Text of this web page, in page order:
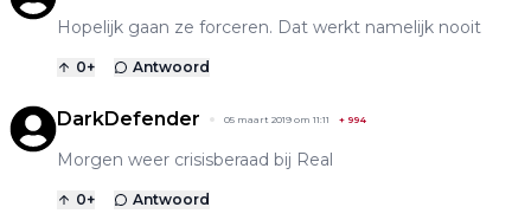
Hopelijk gaan ze forceren. Dat werkt namelijk nooit
0+ Antwoord
DarkDefender 05 maart 2019 om 11:11 + 994
Morgen weer crisisberaad bij Real
0+ Antwoord